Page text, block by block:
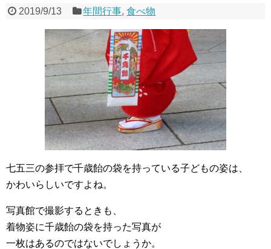
2019/9/13 年間行事,食べ物
七五三の参拝で千歳飴の袋を持っている子どもの姿は、
かわいらしいですよね。
写真館で撮影するときも、
着物姿に千歳飴の袋を持った写真が
一枚はあるのではないでしょうか。